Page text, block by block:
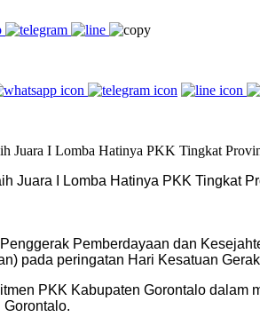
Juara I Lomba Hatinya PKK Tingkat
Pemberdayaan dan
pada peringatan Hari Kesatuan
PKK Kabupaten Gorontalo
Gorontalo.